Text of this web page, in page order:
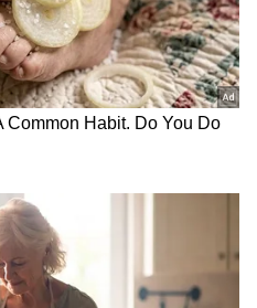
ಮಾಹಿತಿ ಮತ್ತು ಬ್ರೇಕಿಂಗ್
ಏಷ್ಯಾನೆಟ್‌ ಸುವರ್ಣ
ಆಯ್ತಾ? ಹೊಸ
ಭವಿಷ್ಯವನ್ನು ಬದಲಿಸುವ
ಇಂಚಿಂಚೂ ಮಾಹಿತಿ
ಹಾಗೂ ಗ್ಯಾಜೆಟ್‌ ಡೆಮೋ